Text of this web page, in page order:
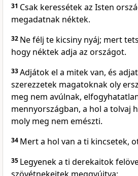
31 Csak keressétek az Isten
megadatnak néktek.
32 Ne félj te kicsiny nyáj; mert
hogy néktek adja az országot.
33Adjátok el a mitek van, és
szerezzetek magatoknak oly
meg nem avúlnak,
mennyországban, a hol a tolvaj
moly meg nem emészti.
34 Mert a hol van a ti kincsetek,
35 Legyenek a ti derekaitok